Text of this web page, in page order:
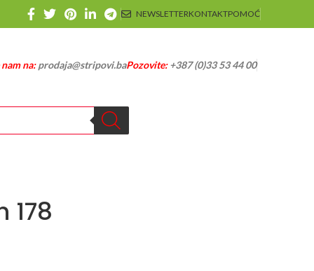
NEWSLETTERKONTAKTPOMOĆ
na:prodaja@stripovi.baPozovite:+387 (0)33 53 44 00
178